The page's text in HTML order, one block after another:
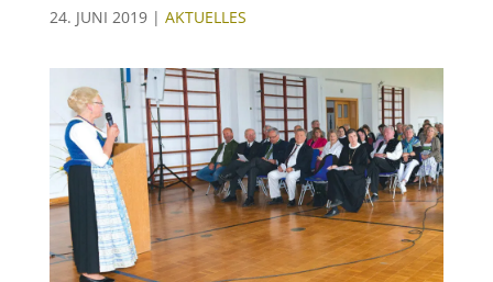
24. JUNI 2019| AKTUELLES